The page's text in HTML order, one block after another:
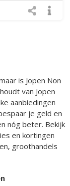
is Jopen Non
van Jopen
aanbiedingen
je geld en
nóg beter. Bekijk
en kortingen
groothandels